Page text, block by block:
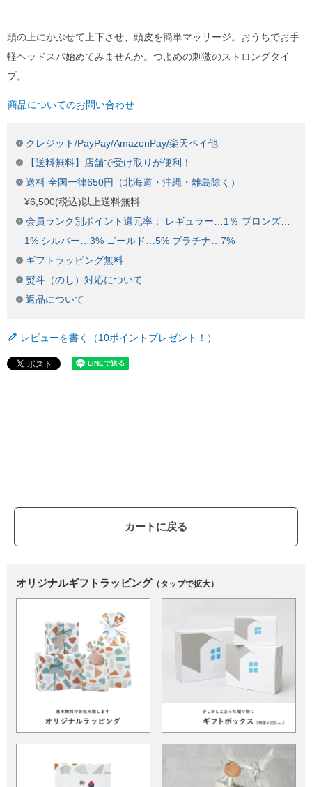
頭の上にかぶせて上下させ、頭皮を簡単マッサージ。おうちでお手
軽ヘッドスパ始めてみませんか。つよめの刺激のストロングタイ
プ。
商品についてのお問い合わせ
クレジット/PayPay/AmazonPay/楽天ペイ他
【送料無料】店舗で受け取りが便利！
送料 全国一律650円（北海道・沖縄・離島除く）
¥6,500(税込)以上送料無料
会員ランク別ポイント還元率： レギュラー…1％ ブロンズ…
1% シルバー…3% ゴールド…5% プラチナ…7%
ギフトラッピング無料
熨斗（のし）対応について
返品について
レビューを書く（10ポイントプレゼント！）
カートに戻る
オリジナルギフトラッピング （タップで拡大）